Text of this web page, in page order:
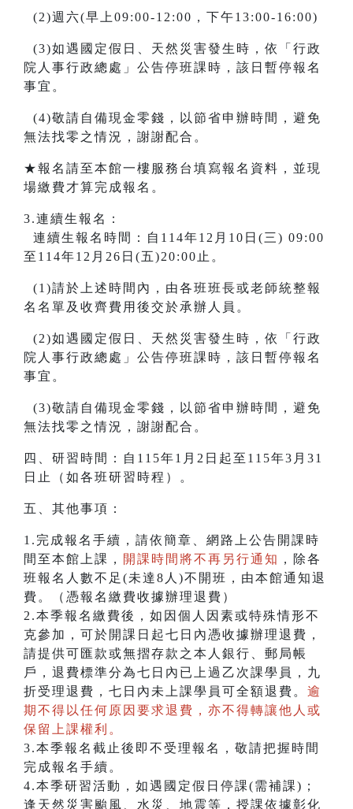
(2)週六(早上09:00-12:00，下午13:00-16:00)
(3)如遇國定假日、天然災害發生時，依「行政
院人事行政總處」公告停班課時，該日暫停報名
事宜。
(4)敬請自備現金零錢，以節省申辦時間，避免
無法找零之情況，謝謝配合。
★報名請至本館一樓服務台填寫報名資料，並現
場繳費才算完成報名。
3.連續生報名：
連續生報名時間：自114年12月10日(三) 09:00
至114年12月26日(五)20:00止。
(1)請於上述時間內，由各班班長或老師統整報
名名單及收齊費用後交於承辦人員。
(2)如遇國定假日、天然災害發生時，依「行政
院人事行政總處」公告停班課時，該日暫停報名
事宜。
(3)敬請自備現金零錢，以節省申辦時間，避免
無法找零之情況，謝謝配合。
四、研習時間：自115年1月2日起至115年3月31
日止（如各班研習時程）。
五、其他事項：
1.完成報名手續，請依簡章、網路上公告開課時
間至本館上課，
開課時間將不再另行通知 ，除各
班報名人數不足(未達8人)不開班，由本館通知退
費。（憑報名繳費收據辦理退費）
2.本季報名繳費後，如因個人因素或特殊情形不
克參加，可於開課日起七日內憑收據辦理退費，
請提供可匯款或無摺存款之本人銀行、郵局帳
戶，退費標準分為七日內已上過乙次課學員，九
折受理退費，七日內未上課學員可全額退費。 逾
期不得以任何原因要求退費，亦不得轉讓他人或
保留上課權利。
3.本季報名截止後即不受理報名，敬請把握時間
完成報名手續。
4.本季研習活動，如遇國定假日停課(需補課)；
逢天然災害颱風、水災、地震等，授課依據彰化